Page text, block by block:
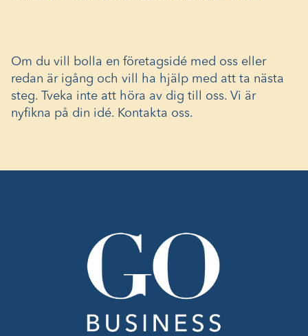
Om du vill bolla en företagsidé med oss eller
redan är igång och vill ha hjälp med att ta nästa
steg. Tveka inte att höra av dig till oss. Vi är
nyfikna på din idé. Kontakta oss.